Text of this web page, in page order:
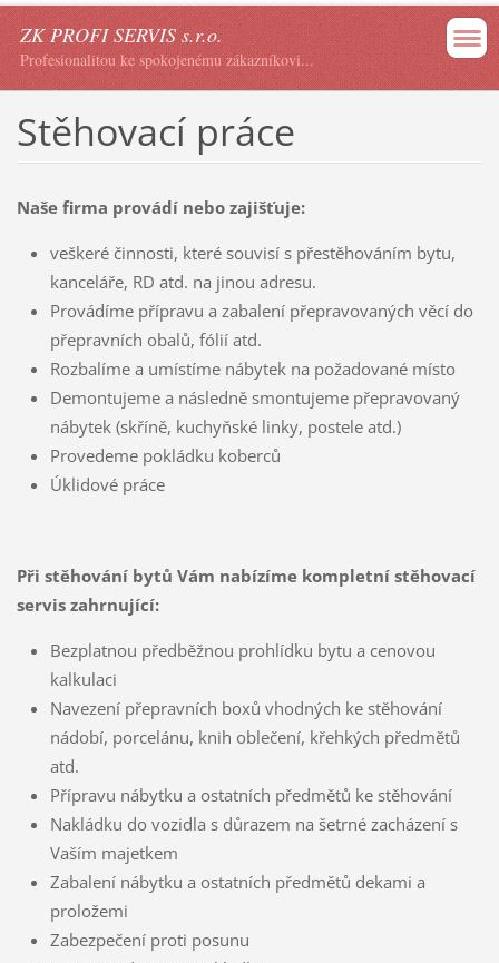
ZK PROFI SERVIS s.r.o.
Profesionalitou ke spokojenému zákazníkovi...
Stěhovací práce
Naše firma provádí nebo zajišťuje:
veškeré činnosti, které souvisí s přestěhováním bytu,
kanceláře, RD atd. na jinou adresu.
Provádíme přípravu a zabalení přepravovaných věcí do
přepravních obalů, fólií atd.
Rozbalíme a umístíme nábytek na požadované místo
Demontujeme a následně smontujeme přepravovaný
nábytek (skříně, kuchyňské linky, postele atd.)
Provedeme pokládku koberců
Úklidové práce
Při stěhování bytů Vám nabízíme kompletní stěhovací
servis zahrnující:
Bezplatnou předběžnou prohlídku bytu a cenovou
kalkulaci
Navezení přepravních boxů vhodných ke stěhování
nádobí, porcelánu, knih oblečení, křehkých předmětů
atd.
Přípravu nábytku a ostatních předmětů ke stěhování
Nakládku do vozidla s důrazem na šetrné zacházení s
Vaším majetkem
Zabalení nábytku a ostatních předmětů dekami a
proložemi
Zabezpečení proti posunu